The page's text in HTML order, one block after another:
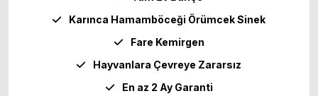
Karınca Hamamböceği Örümcek Sinek
Fare Kemirgen
Hayvanlara Çevreye Zararsız
En az 2 Ay Garanti